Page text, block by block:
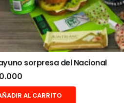
sorpresa del Nacional
AL CARRITO